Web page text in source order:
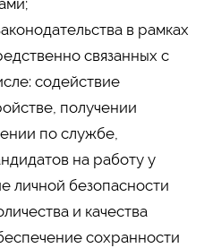
в рамках
связанных с
содействие
получении
по службе,
на работу у
личной безопасности
и качества
сохранности